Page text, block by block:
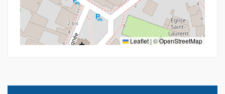
Leaflet | ©OpenStreetMap